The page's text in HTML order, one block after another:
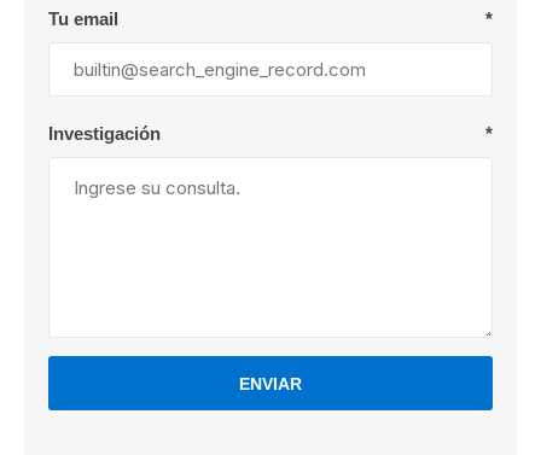
Tu email *
Investigación *
ENVIAR